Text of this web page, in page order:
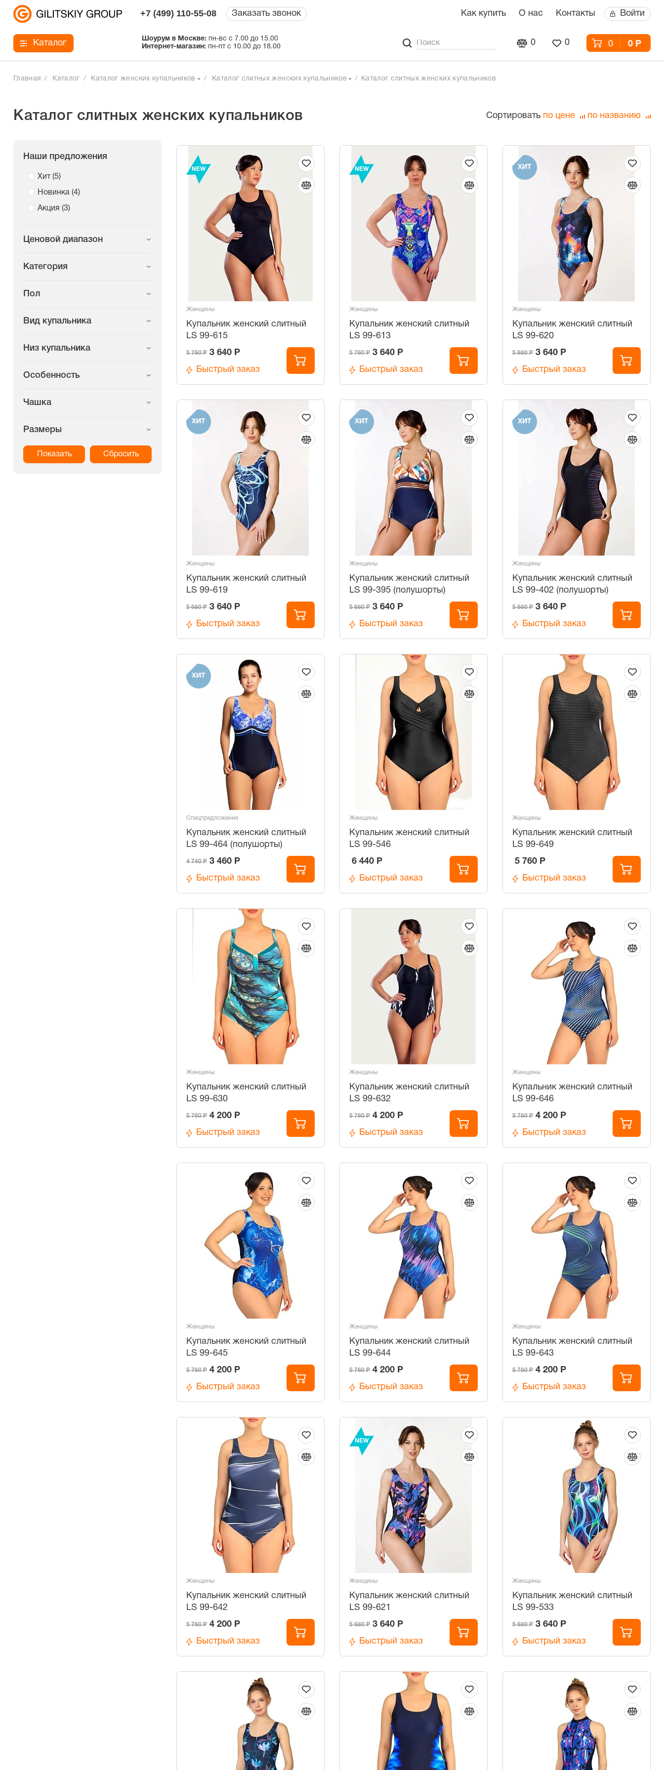
+7 (499) 110-55-08 Заказать звонок Как купить О нас Контакты Войти
Каталог Шоурум в Москве: пн-вс с 7.00 до 15.00
Интернет-магазин: пн-пт с 10.00 до 18.00 0 0 0 0 Р
Главная Каталог Каталог женских купальников Каталог слитных женских купальников Каталог слитных женских купальников
Каталог слитных женских купальников Сортировать по цене по названию
Наши предложения
Хит (5)
Новинка (4)
Акция (3)
Ценовой диапазон
Категория
Пол
Вид купальника
Низ купальника
Особенность
Чашка
Размеры
NEW
Женщины
Купальник женский слитный
LS 99-615
5 760 Р 3 640 Р
Быстрый заказ
NEW
Женщины
Купальник женский слитный
LS 99-613
5 760 Р 3 640 Р
Быстрый заказ
ХИТ
Женщины
Купальник женский слитный
LS 99-620
5 680 Р 3 640 Р
Быстрый заказ
ХИТ
Женщины
Купальник женский слитный
LS 99-619
5 680 Р 3 640 Р
Быстрый заказ
ХИТ
Женщины
Купальник женский слитный
LS 99-395 (полушорты)
5 680 Р 3 640 Р
Быстрый заказ
ХИТ
Женщины
Купальник женский слитный
LS 99-402 (полушорты)
5 680 Р 3 640 Р
Быстрый заказ
ХИТ
Спецпредложение
Купальник женский слитный
LS 99-464 (полушорты)
4 740 Р 3 460 Р
Быстрый заказ
Женщины
Купальник женский слитный
LS 99-546
6 440 Р
Быстрый заказ
Женщины
Купальник женский слитный
LS 99-649
5 760 Р
Быстрый заказ
Женщины
Купальник женский слитный
LS 99-630
5 760 Р 4 200 Р
Быстрый заказ
Женщины
Купальник женский слитный
LS 99-632
5 760 Р 4 200 Р
Быстрый заказ
Женщины
Купальник женский слитный
LS 99-646
5 760 Р 4 200 Р
Быстрый заказ
Женщины
Купальник женский слитный
LS 99-645
5 760 Р 4 200 Р
Быстрый заказ
Женщины
Купальник женский слитный
LS 99-644
5 760 Р 4 200 Р
Быстрый заказ
Женщины
Купальник женский слитный
LS 99-643
5 760 Р 4 200 Р
Быстрый заказ
Женщины
Купальник женский слитный
LS 99-642
5 760 Р 4 200 Р
Быстрый заказ
NEW
Женщины
Купальник женский слитный
LS 99-621
5 680 Р 3 640 Р
Быстрый заказ
Женщины
Купальник женский слитный
LS 99-533
5 680 Р 3 640 Р
Быстрый заказ